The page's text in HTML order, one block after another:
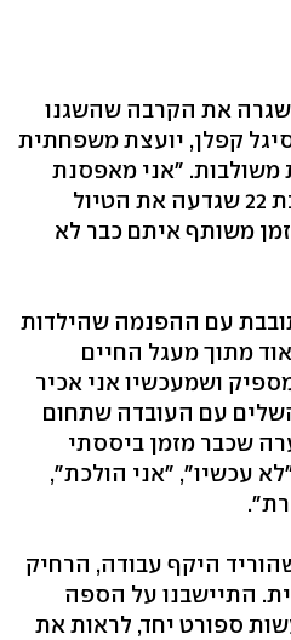
את הקרבה שהשגנו
קפלן, יועצת משפחתית
משולבות. "אני מאפסנת
בבית שמיניסטית, חייל ובת 22 שגדעה את הטיול
משותף איתם כבר לא
עם ההפנמה שהילדות
מתוך מעגל החיים
ושמעכשיו אני אכיר
עם העובדה שתחום
שכבר מזמן ביססתי
עכשיו", "אני הולכת",
היקף עבודה, הרחיק
התיישבנו על הספה
ספורט יחד, לראות את